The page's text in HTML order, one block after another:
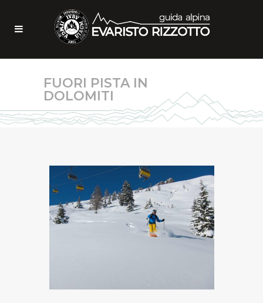
FUORI PISTA IN
DOLOMITI